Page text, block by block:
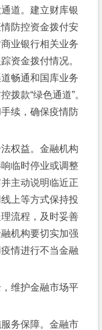
道。建立财库银
防控资金拨付安
业银行相关业务
资金拨付情况。
畅通和国库业务
拨款“绿色通道”。
续，确保疫情防
权益。金融机构
临时停业或调整
主动说明临近正
上等方式保持投
流程，及时妥善
机构要切实加强
情进行不当金融
维护金融市场平
务保障。金融市